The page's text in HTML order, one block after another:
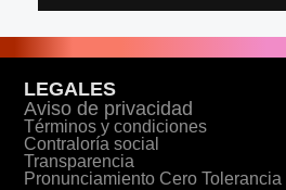
LEGALES
Aviso de privacidad
Términos y condiciones
Contraloría social
Transparencia
Pronunciamiento Cero Tolerancia